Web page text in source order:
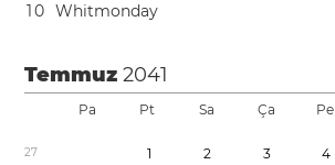
10 Whitmonday
Temmuz2041
Pa Pt Sa Ça Pe
27 1 2 3 4